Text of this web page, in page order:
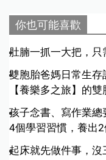
你也可能喜歡
肚腩一抓一大把，只
雙胞胎爸媽日常生
【養樂多之旅】的
孩子念書、寫作業總
4個學習習慣，養出
起床就先做件事，沒